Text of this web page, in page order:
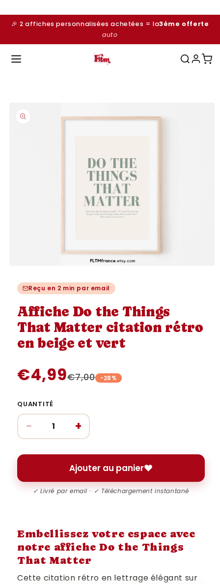
au
contenu
🎉 2 affiches personnalisées achetées = la3ème offerte
auto
informations
produits
média
fenêtre
modale
Reçu en 2 min par email
Affiche Do the Things
That Matter citation rétro
en beige et vert
€4,99€7,00 -28%
QUANTITÉ
− +
Ajouter au panier
✓ Livré par email · ✓ Téléchargement instantané
Embellissez votre espace avec
notre affiche Do the Things
That Matter
Cette citation rétro en lettrage élégant sur